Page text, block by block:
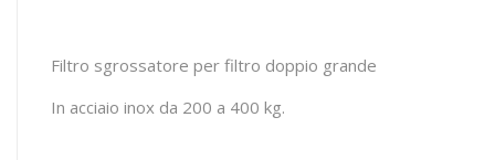
Filtro sgrossatore per filtro doppio grande
In acciaio inox da 200 a 400 kg.